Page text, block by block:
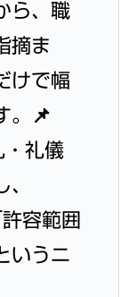
ら、職
摘ま
けで幅
。📌
礼儀
容範囲
いうニ